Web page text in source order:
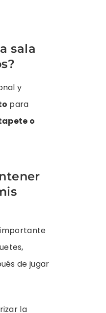
sala
y
para
o
importante
de jugar
la